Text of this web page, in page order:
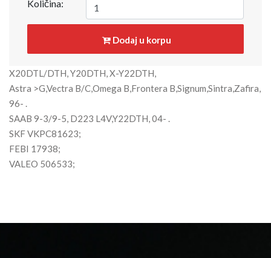
Količina:
Dodaj u korpu
X20DTL/DTH, Y20DTH, X-Y22DTH,
Astra >G,Vectra B/C,Omega B,Frontera B,Signum,Sintra,Zafira,
96- .
SAAB 9-3/9-5, D223 L4V,Y22DTH, 04- .
SKF VKPC81623;
FEBI 17938;
VALEO 506533;